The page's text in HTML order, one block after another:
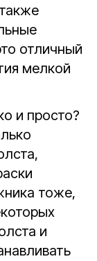
отличный
мелкой
и просто?
тоже,
и